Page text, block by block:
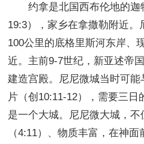
约拿是北国西布伦地的迦
19:3），家乡在拿撒勒附近
100公里的底格里斯河东岸、
近。主前9-7世纪，新亚述帝
建造宫殿。尼尼微城当时可
片（创10:11-12），需要三日
是一个大城。尼尼微大城，
（4:11）、物质丰富，在神